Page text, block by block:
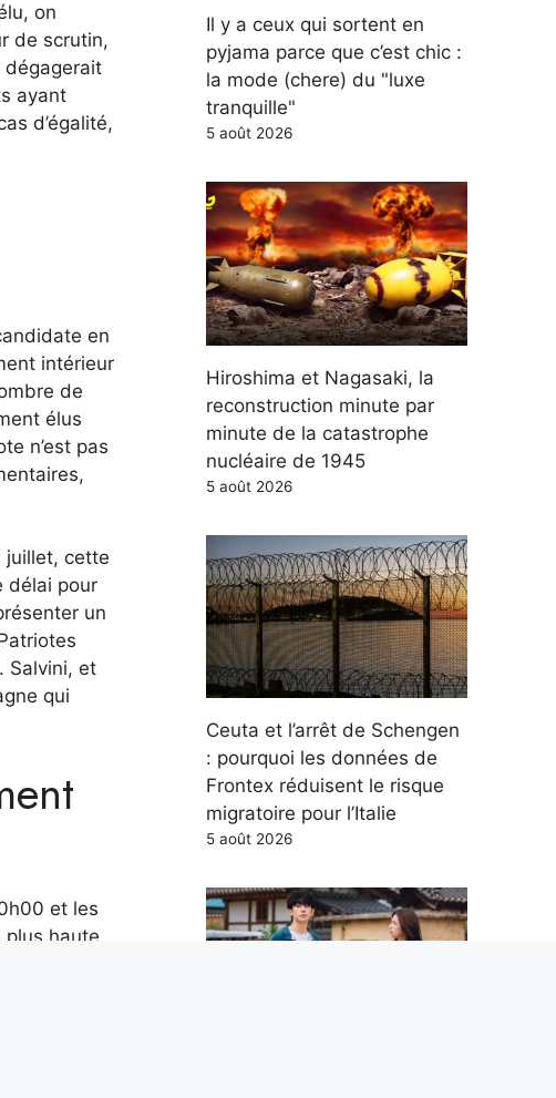
on
de scrutin,
dégagerait
ayant
d’égalité,
en
intérieur
de
élus
n’est pas
juillet, cette
délai pour
un
Salvini, et
qui
et les
plus haute
Il y a ceux qui sortent en
pyjama parce que c’est chic :
la mode (chere) du "luxe
tranquille"
5 août 2026
Hiroshima et Nagasaki, la
reconstruction minute par
minute de la catastrophe
nucléaire de 1945
5 août 2026
Ceuta et l’arrêt de Schengen
: pourquoi les données de
Frontex réduisent le risque
migratoire pour l’Italie
5 août 2026